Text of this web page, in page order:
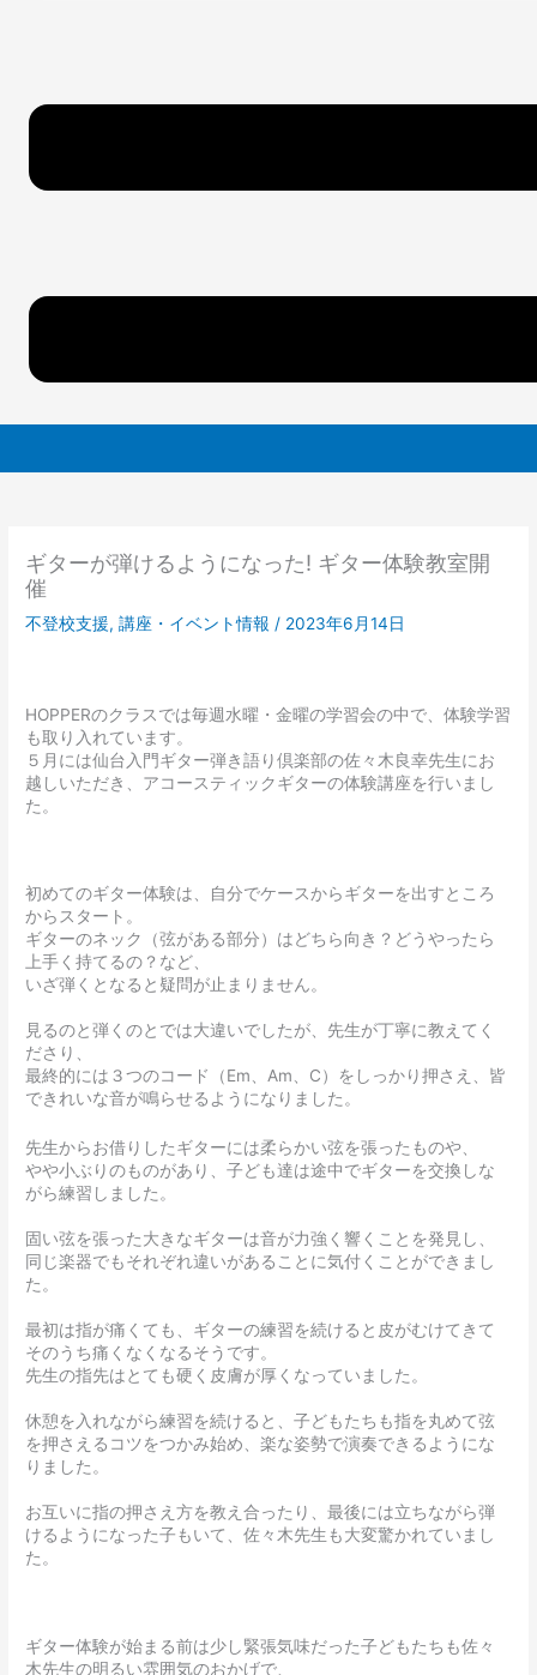
ギターが弾けるようになった! ギター体験教室開
催
不登校支援,講座・イベント情報 / 2023年6月14日
HOPPERのクラスでは毎週水曜・金曜の学習会の中で、体験学習
も取り入れています。
５月には仙台入門ギター弾き語り倶楽部の佐々木良幸先生にお
越しいただき、アコースティックギターの体験講座を行いまし
た。
初めてのギター体験は、自分でケースからギターを出すところ
からスタート。
ギターのネック（弦がある部分）はどちら向き？どうやったら
上手く持てるの？など、
いざ弾くとなると疑問が止まりません。
見るのと弾くのとでは大違いでしたが、先生が丁寧に教えてく
ださり、
最終的には３つのコード（Em、Am、C）をしっかり押さえ、皆
できれいな音が鳴らせるようになりました。
先生からお借りしたギターには柔らかい弦を張ったものや、
やや小ぶりのものがあり、子ども達は途中でギターを交換しな
がら練習しました。
固い弦を張った大きなギターは音が力強く響くことを発見し、
同じ楽器でもそれぞれ違いがあることに気付くことができまし
た。
最初は指が痛くても、ギターの練習を続けると皮がむけてきて
そのうち痛くなくなるそうです。
先生の指先はとても硬く皮膚が厚くなっていました。
休憩を入れながら練習を続けると、子どもたちも指を丸めて弦
を押さえるコツをつかみ始め、楽な姿勢で演奏できるようにな
りました。
お互いに指の押さえ方を教え合ったり、最後には立ちながら弾
けるようになった子もいて、佐々木先生も大変驚かれていまし
た。
ギター体験が始まる前は少し緊張気味だった子どもたちも佐々
木先生の明るい雰囲気のおかげで、